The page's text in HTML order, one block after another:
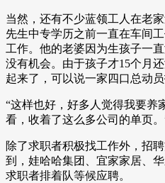
当然，还有不少蓝领工人在老
先生中专学历之前一直在车间
工作。他的老婆因为生孩子一
没有机会。由于孩子才15个月
起来了，可以说一家四口总动员
“这样也好，好多人觉得我要养
看，收着了这么多公司的单页。
除了求职者积极找工作外，招
到，娃哈哈集团、宜家家居、
求职者排着队等候应聘。